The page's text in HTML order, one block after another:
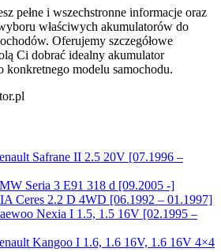
pełne i wszechstronne informacje oraz
właściwych akumulatorów do
Oferujemy szczegółowe
Ci dobrać idealny akumulator
modelu samochodu.
Safrane II 2.5 20V [07.1996 –
Seria 3 E91 318 d [09.2005 -]
Ceres 2.2 D 4WD [06.1992 – 01.1997]
Nexia I 1.5, 1.5 16V [02.1995 –
Kangoo I 1.6, 1.6 16V, 1.6 16V 4×4